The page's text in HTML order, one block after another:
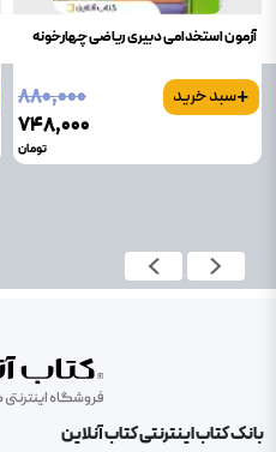
آزمون استخدامی دبیری ریاضی چهارخونه
+سبد خرید
۸۸۰٬۰۰۰
۷۴۸٬۰۰۰
تومان
بانک کتاب اینترنتی کتاب آنلاین